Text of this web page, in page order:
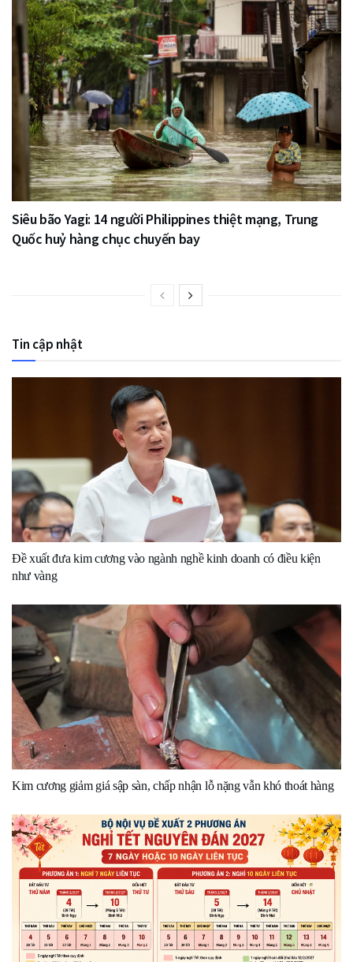
Siêu bão Yagi: 14 người Philippines thiệt mạng, Trung
Quốc huỷ hàng chục chuyến bay
Tin cập nhật
Đề xuất đưa kim cương vào ngành nghề kinh doanh có điều kiện
như vàng
Kim cương giảm giá sập sàn, chấp nhận lỗ nặng vẫn khó thoát hàng